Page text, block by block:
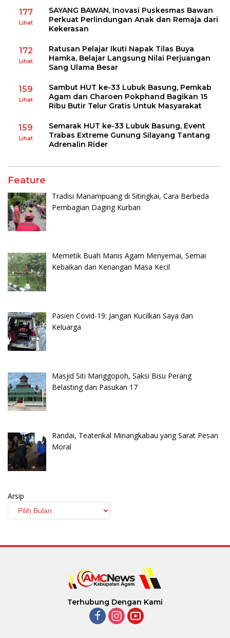
177
Lihat
SAYANG BAWAN, Inovasi Puskesmas Bawan
Perkuat Perlindungan Anak dan Remaja dari
Kekerasan
172
Lihat
Ratusan Pelajar Ikuti Napak Tilas Buya
Hamka, Belajar Langsung Nilai Perjuangan
Sang Ulama Besar
159
Lihat
Sambut HUT ke-33 Lubuk Basung, Pemkab
Agam dan Charoen Pokphand Bagikan 15
Ribu Butir Telur Gratis Untuk Masyarakat
159
Lihat
Semarak HUT ke-33 Lubuk Basung, Event
Trabas Extreme Gunung Silayang Tantang
Adrenalin Rider
Feature
Tradisi Manampuang di Sitingkai, Cara Berbeda
Pembagian Daging Kurban
Memetik Buah Manis Agam Menyemai, Semai
Kebaikan dan Kenangan Masa Kecil
Pasien Covid-19: Jangan Kucilkan Saya dan
Keluarga
Masjid Siti Manggopoh, Saksi Bisu Perang
Belasting dan Pasukan 17
Randai, Teaterikal Minangkabau yang Sarat Pesan
Moral
Arsip
Terhubung Dengan Kami